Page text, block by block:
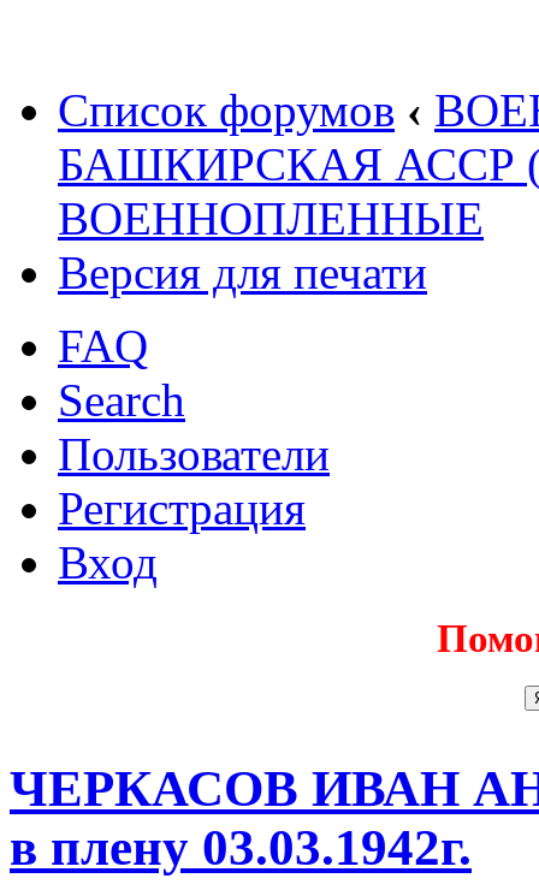
Список форумов ‹
БАШКИРСКАЯ АССР
ВОЕННОПЛЕННЫЕ
Версия для печати
FAQ
Search
Пользователи
Регистрация
Вход
ЧЕРКАСОВ ИВАН
в плену 03.03.1942г.